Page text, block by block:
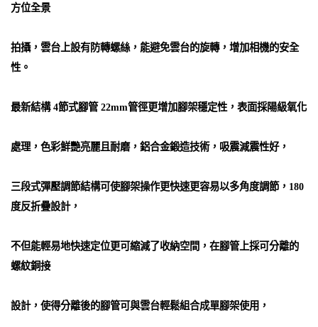
方位全景
拍攝，雲台上設有防轉螺絲，能避免雲台的旋轉，增加相機的安全
性。
最新結構 4節式腳管 22mm管徑更增加腳架穩定性，表面採陽級氧化
處理，色彩鮮艷亮麗且耐磨，鋁合金鍛造技術，吸震減震性好，
三段式彈壓調節結構可使腳架操作更快速更容易以多角度調節，180
度反折疊設計，
不但能輕易地快速定位更可縮減了收納空間，在腳管上採可分離的
螺紋銅接
設計，使得分離後的腳管可與雲台輕鬆組合成單腳架使用，